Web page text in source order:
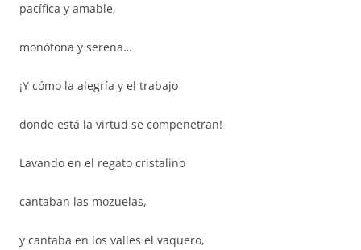
pacífica y amable,
monótona y serena…
¡Y cómo la alegría y el trabajo
donde está la virtud se compenetran!
Lavando en el regato cristalino
cantaban las mozuelas,
y cantaba en los valles el vaquero,